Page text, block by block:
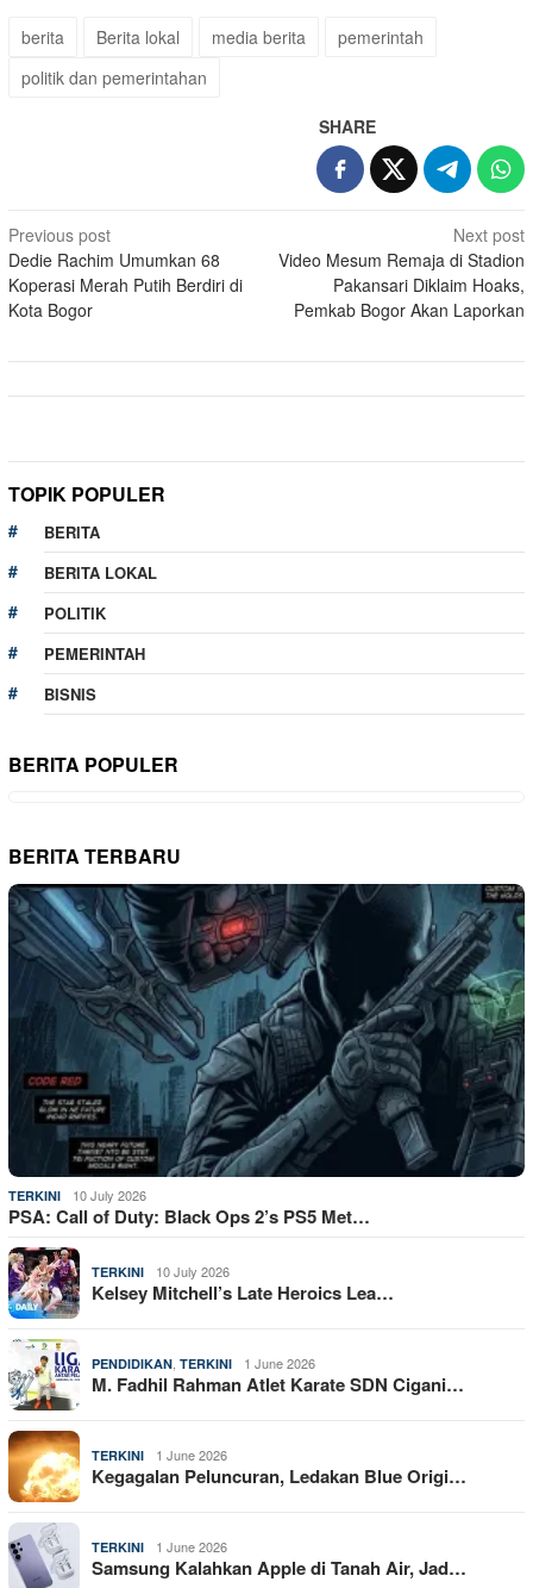
berita Berita lokal media berita
pemerintah
politik dan pemerintahan
SHARE
Post
navigation
Previous post
Dedie Rachim Umumkan 68
Koperasi Merah Putih Berdiri di
Kota Bogor
Next post
Video Mesum Remaja di Stadion
Pakansari Diklaim Hoaks,
Pemkab Bogor Akan Laporkan
TOPIK POPULER
BERITA
BERITA LOKAL
POLITIK
PEMERINTAH
BISNIS
BERITA POPULER
BERITA TERBARU
TERKINI 10 July 2026
PSA: Call of Duty: Black Ops 2’s PS5 Met…
TERKINI 10 July 2026
Kelsey Mitchell’s Late Heroics Lea…
PENDIDIKAN, TERKINI 1 June 2026
M. Fadhil Rahman Atlet Karate SDN Cigani…
TERKINI 1 June 2026
Kegagalan Peluncuran, Ledakan Blue Origi…
TERKINI 1 June 2026
Samsung Kalahkan Apple di Tanah Air, Jad…